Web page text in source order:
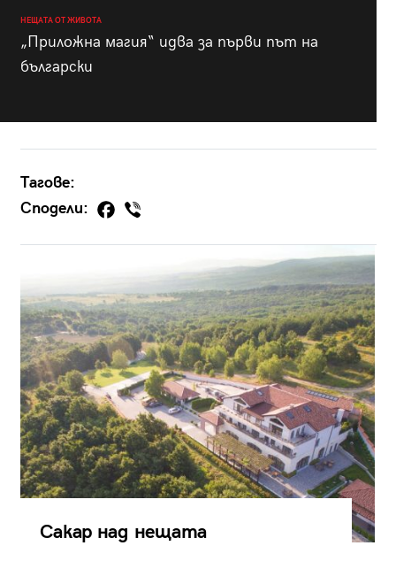
НЕЩАТА ОТ ЖИВОТА
„Приложна магия“ идва за първи път на
български
Тагове:
Сподели:
Сакар над нещата